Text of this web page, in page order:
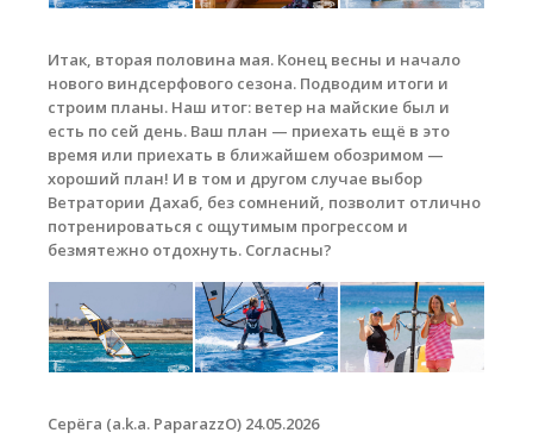
Итак, вторая половина мая. Конец весны и начало
нового виндсерфового сезона. Подводим итоги и
строим планы. Наш итог: ветер на майские был и
есть по сей день. Ваш план — приехать ещё в это
время или приехать в ближайшем обозримом —
хороший план! И в том и другом случае выбор
Ветратории Дахаб, без сомнений, позволит отлично
потренироваться с ощутимым прогрессом и
безмятежно отдохнуть. Согласны?
Серёга (a.k.a. PaparazzO) 24.05.2026